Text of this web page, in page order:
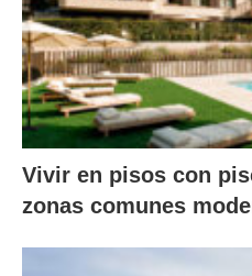
Vivir en pisos con
zonas comunes